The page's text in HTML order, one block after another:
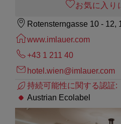
お気に入り
Rotensterngasse 10 - 12,
www.imlauer.com
+43 1 211 40
hotel.wien@imlauer.com
持続可能性に関する認証:
Austrian Ecolabel